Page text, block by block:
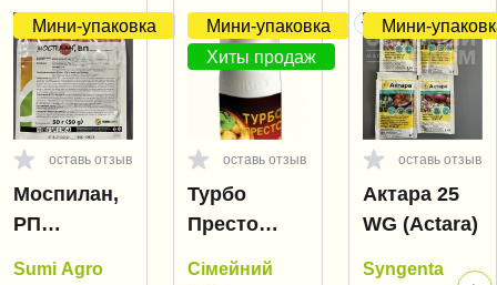
Мини-упаковка
оставь отзыв
Моспилан,
РП
Sumi Agro
Мини-упаковка
Хиты продаж
оставь отзыв
Турбо
Престо
Сімейний
Мини-
оставь отзыв
Актара 25
WG (Actara)
Syngenta